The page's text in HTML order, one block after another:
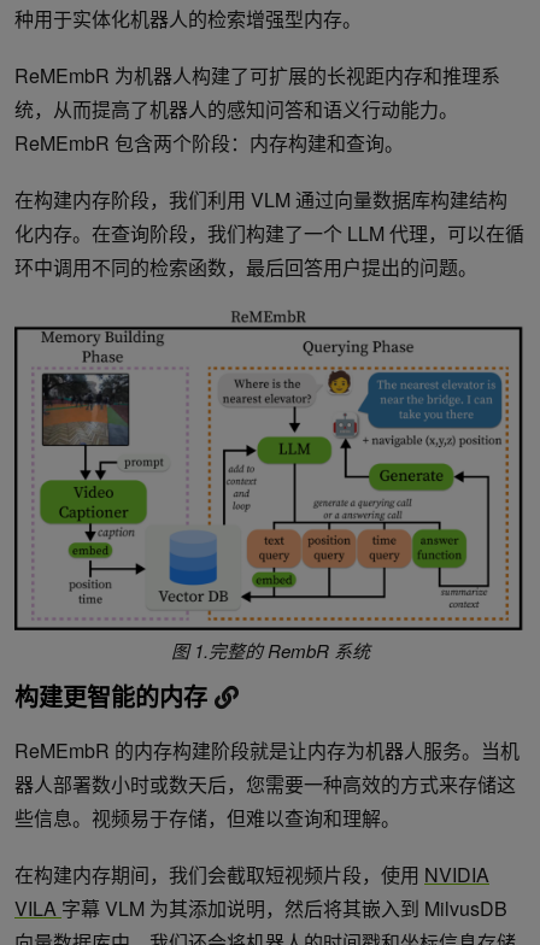
种用于实体化机器人的检索增强型内存。
ReMEmbR 为机器人构建了可扩展的长视距内存和推理系
统，从而提高了机器人的感知问答和语义行动能力。
ReMEmbR 包含两个阶段：内存构建和查询。
在构建内存阶段，我们利用 VLM 通过向量数据库构建结构
化内存。在查询阶段，我们构建了一个 LLM 代理，可以在循
环中调用不同的检索函数，最后回答用户提出的问题。
图 1.完整的 RembR 系统
构建更智能的内存
ReMEmbR 的内存构建阶段就是让内存为机器人服务。当机
器人部署数小时或数天后，您需要一种高效的方式来存储这
些信息。视频易于存储，但难以查询和理解。
在构建内存期间，我们会截取短视频片段，使用 NVIDIA
VILA 字幕 VLM 为其添加说明，然后将其嵌入到 MilvusDB